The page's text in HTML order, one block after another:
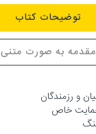
توضیحات کتاب
مقدمه به صورت متنی